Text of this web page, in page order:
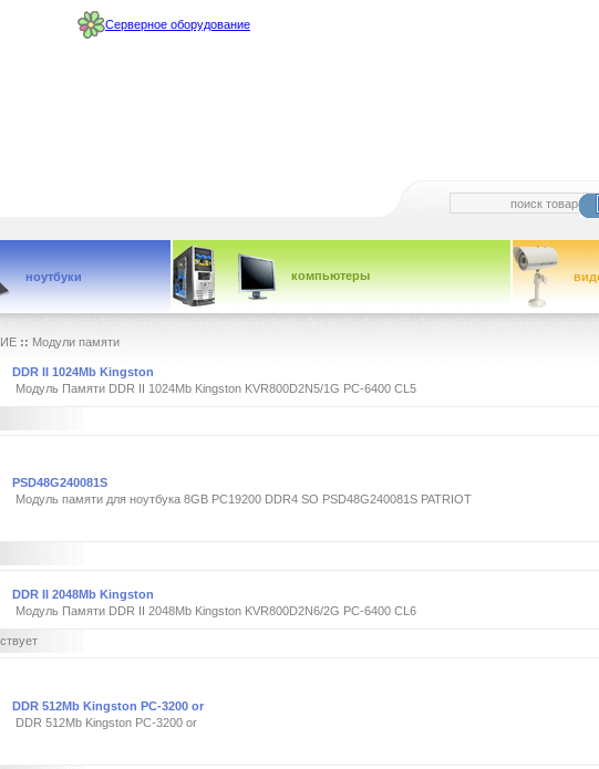
Серверное оборудование
ноутбуки компьютеры
:: Модули памяти
DDR II 1024Mb Kingston
Модуль Памяти DDR II 1024Mb Kingston KVR800D2N5/1G PC-6400 CL5
PSD48G240081S
Модуль памяти для ноутбука 8GB PC19200 DDR4 SO PSD48G240081S PATRIOT
DDR II 2048Mb Kingston
Модуль Памяти DDR II 2048Mb Kingston KVR800D2N6/2G PC-6400 CL6
DDR 512Mb Kingston PC-3200 or
DDR 512Mb Kingston PC-3200 or